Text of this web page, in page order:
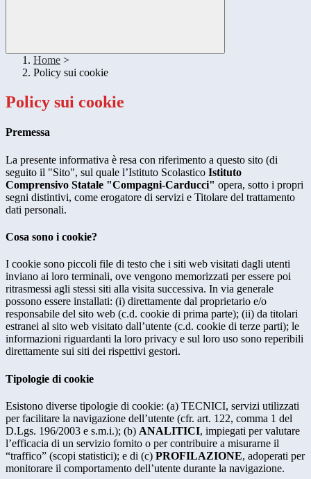
Home >
Policy sui cookie
Policy sui cookie
Premessa
La presente informativa è resa con riferimento a questo sito (di
seguito il "Sito", sul quale l’Istituto Scolastico Istituto
Comprensivo Statale "Compagni-Carducci" opera, sotto i propri
segni distintivi, come erogatore di servizi e Titolare del trattamento
dati personali.
Cosa sono i cookie?
I cookie sono piccoli file di testo che i siti web visitati dagli utenti
inviano ai loro terminali, ove vengono memorizzati per essere poi
ritrasmessi agli stessi siti alla visita successiva. In via generale
possono essere installati: (i) direttamente dal proprietario e/o
responsabile del sito web (c.d. cookie di prima parte); (ii) da titolari
estranei al sito web visitato dall’utente (c.d. cookie di terze parti); le
informazioni riguardanti la loro privacy e sul loro uso sono reperibili
direttamente sui siti dei rispettivi gestori.
Tipologie di cookie
Esistono diverse tipologie di cookie: (a) TECNICI, servizi utilizzati
per facilitare la navigazione dell’utente (cfr. art. 122, comma 1 del
D.Lgs. 196/2003 e s.m.i.); (b) ANALITICI, impiegati per valutare
l’efficacia di un servizio fornito o per contribuire a misurarne il
“traffico” (scopi statistici); e di (c) PROFILAZIONE, adoperati per
monitorare il comportamento dell’utente durante la navigazione.